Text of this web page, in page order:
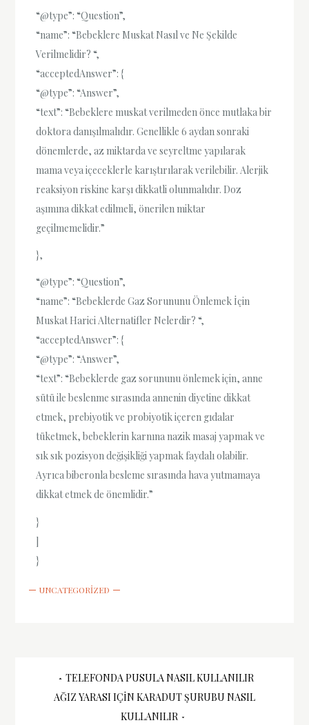
“@type”: “Question”,
“name”: “Bebeklere Muskat Nasıl ve Ne Şekilde
Verilmelidir? “,
“acceptedAnswer”: {
“@type”: “Answer”,
“text”: “Bebeklere muskat verilmeden önce mutlaka bir
doktora danışılmalıdır. Genellikle 6 aydan sonraki
dönemlerde, az miktarda ve seyreltme yapılarak
mama veya içeceklerle karıştırılarak verilebilir. Alerjik
reaksiyon riskine karşı dikkatli olunmalıdır. Doz
aşımına dikkat edilmeli, önerilen miktar
geçilmemelidir.”
},
“@type”: “Question”,
“name”: “Bebeklerde Gaz Sorununu Önlemek İçin
Muskat Harici Alternatifler Nelerdir? “,
“acceptedAnswer”: {
“@type”: “Answer”,
“text”: “Bebeklerde gaz sorununu önlemek için, anne
sütü ile beslenme sırasında annenin diyetine dikkat
etmek, prebiyotik ve probiyotik içeren gıdalar
tüketmek, bebeklerin karnına nazik masaj yapmak ve
sık sık pozisyon değişikliği yapmak faydalı olabilir.
Ayrıca biberonla besleme sırasında hava yutmamaya
dikkat etmek de önemlidir.”
}
]
}
UNCATEGORIZED
YazıTELEFONDA PUSULA NASIL KULLANILIR
AĞIZ YARASI IÇIN KARADUT ŞURUBU NASIL
KULLANILIR